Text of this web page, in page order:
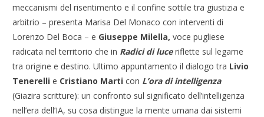
meccanismi del risentimento e il confine sottile tra giustizia e
arbitrio – presenta Marisa Del Monaco con interventi di
Lorenzo Del Boca – e Giuseppe Milella, voce pugliese
radicata nel territorio che in Radici di luceriflette sul legame
tra origine e destino. Ultimo appuntamento il dialogo tra Livio
Tenerelli e Cristiano Marti con L’ora di intelligenza
(Giazira scritture): un confronto sul significato dell’intelligenza
nell’era dell’IA, su cosa distingue la mente umana dai sistemi